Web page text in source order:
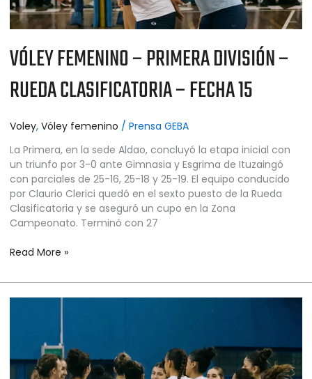
VÓLEY FEMENINO – PRIMERA DIVISIÓN –
RUEDA CLASIFICATORIA – FECHA 15
Voley, Vóley femenino / Prensa GEBA
La Primera, en la sede Aldao, concluyó la etapa inicial con
un triunfo por 3-0 ante Gimnasia y Esgrima de Ituzaingó
con parciales de 25-16, 25-18 y 25-19. El equipo conducido
por Claurio Clerici quedó en el sexto puesto de la Rueda
Clasificatoria y se aseguró un cupo en la Zona
Campeonato. Terminó con 27
Read More »
PRIMERA
DIVISIÓN